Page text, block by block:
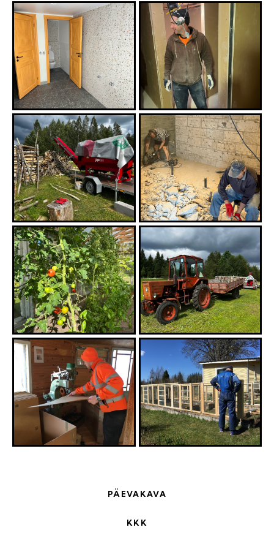
PÄEVAKAVA
KKK